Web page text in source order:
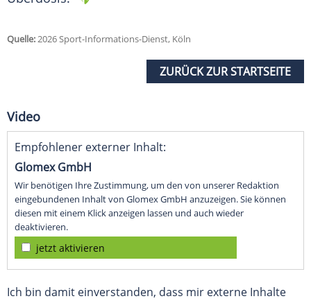
Quelle:2026 Sport-Informations-Dienst, Köln
ZURÜCK ZUR STARTSEITE
Video
Empfohlener externer Inhalt:
Glomex GmbH
Wir benötigen Ihre Zustimmung, um den von unserer Redaktion
eingebundenen Inhalt von Glomex GmbH anzuzeigen. Sie können
diesen mit einem Klick anzeigen lassen und auch wieder
deaktivieren.
jetzt aktivieren
Ich bin damit einverstanden, dass mir externe Inhalte